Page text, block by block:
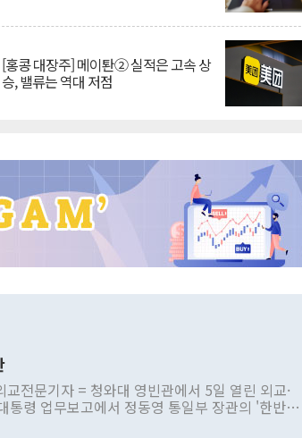
[홍콩 대장주] 메이퇀② 실적은 고속 상
승, 밸류는 역대 저점
전문기자 = 청와대 영빈관에서 5일 열린 외교·
통령 업무보고에서 정동영 통일부 장관의 '한반도